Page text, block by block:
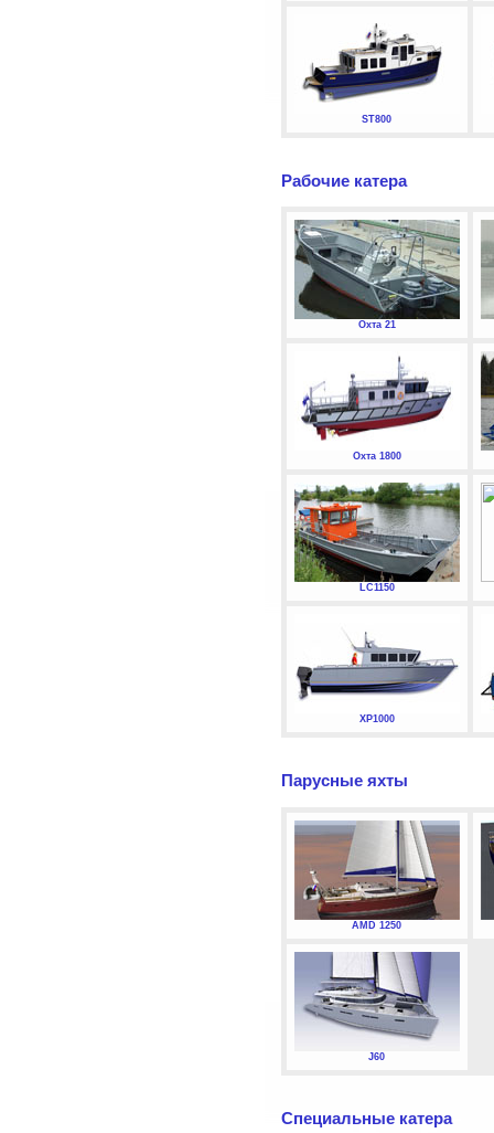
ST800
Рабочие катера
Охта 21
Охта 1800
LC1150
XP1000
Парусные яхты
AMD 1250
J60
Специальные катера